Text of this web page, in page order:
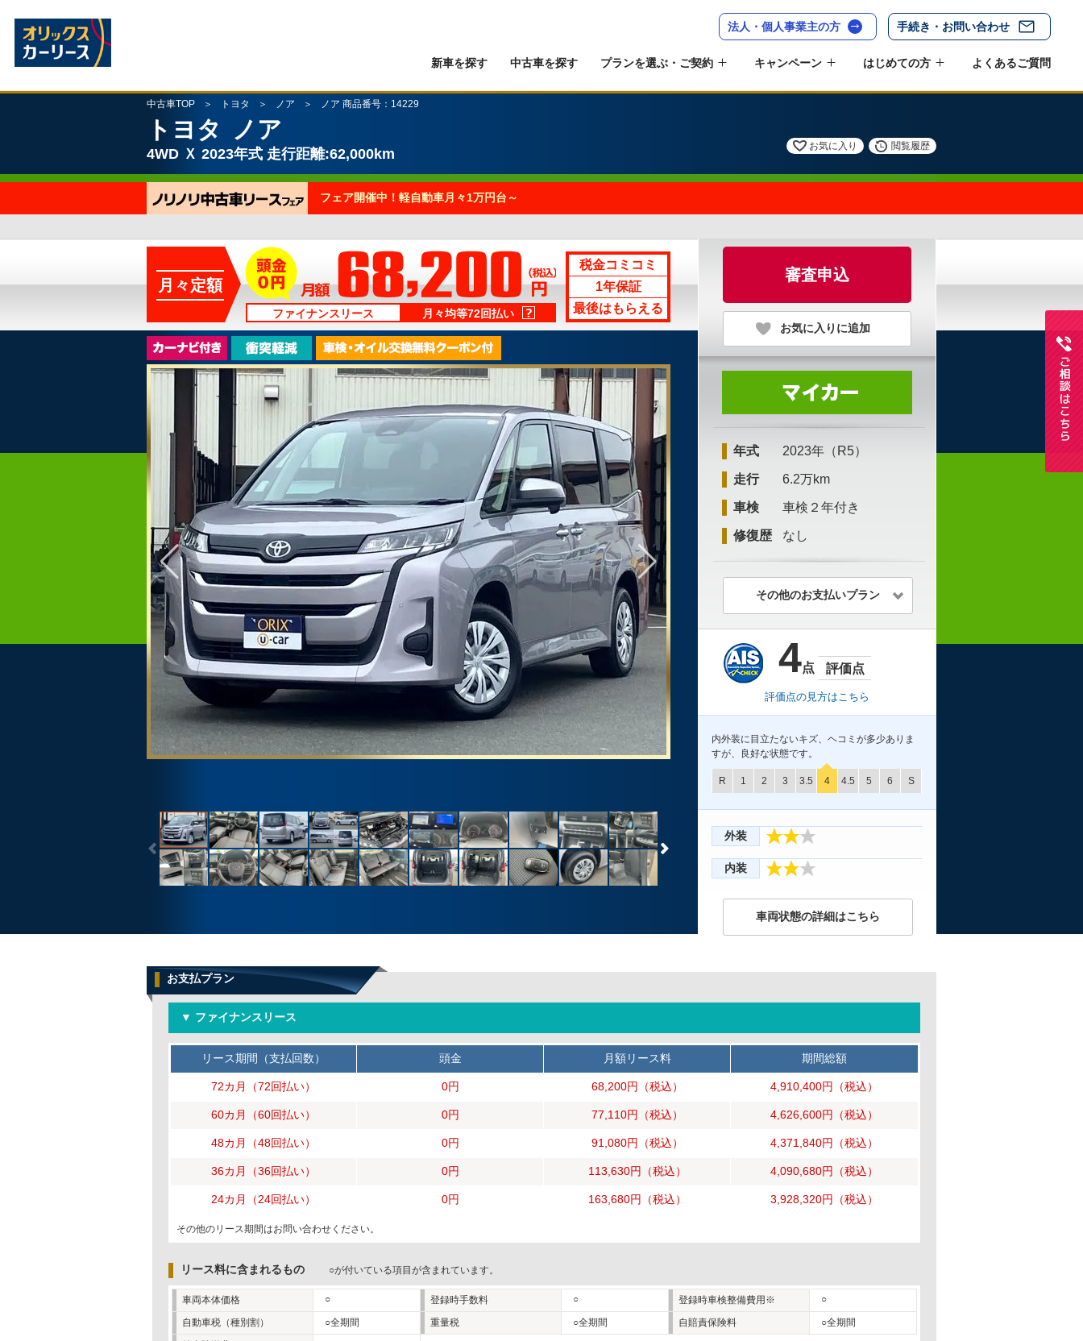
法人・個人事業主の方 手続き・お問い合わせ
新車を探す 中古車を探す プランを選ぶ・ご契約 キャンペーン はじめての方 よくあるご質問
中古車TOP トヨタ ノア ノア 商品番号：14229
トヨタ ノア
4WD Ｘ 2023年式 走行距離:62,000km
お気に入り 閲覧履歴
フェア開催中！軽自動車月々1万円台～
月々定額
ファイナンスリース 月々均等72回払い
税金コミコミ
1年保証
最後はもらえる
審査申込
お気に入りに追加
年式 2023年（R5）
走行 6.2万km
車検 車検２年付き
修復歴 なし
その他のお支払いプラン
4点 評価点
評価点の見方はこちら
内外装に目立たないキズ、ヘコミが多少ありま
すが、良好な状態です。
R 1 2 3 3.5 4 4.5 5 6 S
外装
内装
車両状態の詳細はこちら
お支払プラン
▼ ファイナンスリース
リース期間（支払回数） 頭金 月額リース料 期間総額
72カ月（72回払い） 0円 68,200円 （税込） 4,910,400円 （税込）
60カ月（60回払い） 0円 77,110円 （税込） 4,626,600円 （税込）
48カ月（48回払い） 0円 91,080円 （税込） 4,371,840円 （税込）
36カ月（36回払い） 0円 113,630円 （税込） 4,090,680円 （税込）
24カ月（24回払い） 0円 163,680円 （税込） 3,928,320円 （税込）
その他のリース期間はお問い合わせください。
リース料に含まれるもの ○が付いている項目が含まれています。
車両本体価格 ○ 登録時手数料 ○ 登録時車検整備費用※ ○
自動車税（種別割） ○全期間 重量税 ○全期間 自賠責保険料
○全期間